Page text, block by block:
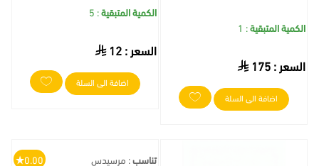
الكمية المتبقية: 1
السعر : 175
اضافة الى السلة
الكمية المتبقية: 5
السعر : 12
اضافة الى السلة
0.00 تناسب: مرسيدس